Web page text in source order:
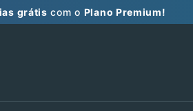
grátis com o Plano Premium!